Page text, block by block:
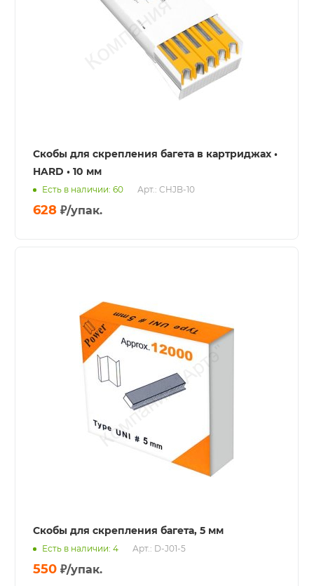
Скобы для скрепления багета в картриджах •
HARD • 10 мм
Есть в наличии: 60 Арт.: CHJB-10
628 ₽/упак.
Скобы для скрепления багета, 5 мм
Есть в наличии: 4 Арт.: D-J01-5
550 ₽/упак.